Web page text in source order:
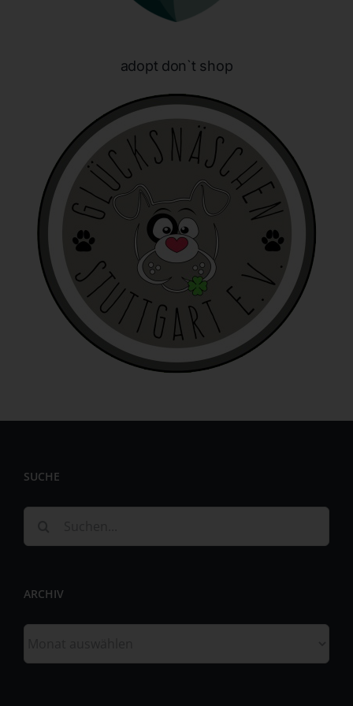
adopt don`t shop
SUCHE
nach:
ARCHIV
identifizierbar wird eine natürliche Person angesehen, die
direkt oder indirekt, insbesondere mittels Zuordnung zu
einem oder mehreren besonderen Merkmalen, die
psychischen, wirtschaftlichen, kulturellen oder sozialen
Identität dieser natürlichen Person sind, identifiziert
werden kann.
b) betroffene Person
Betroffene Person ist jede identifizierte oder
identifizierbare natürliche Person, deren
personenbezogene Daten von dem für die Verarbeitung
Verantwortlichen verarbeitet werden.
c) Verarbeitung
Verarbeitung ist jeder mit oder ohne Hilfe automatisierter
Verfahren ausgeführte Vorgang oder jede solche
Vorgangsreihe im Zusammenhang mit
personenbezogenen Daten wie das Erheben, das
Erfassen, die Organisation, das Ordnen, die Speicherung,
Übermittlung, Verbreitung oder eine andere Form der
d) Einschränkung der Verarbeitung
ihre künftige Verarbeitung einzuschränken.
Profiling ist jede Art der automatisierten Verarbeitung